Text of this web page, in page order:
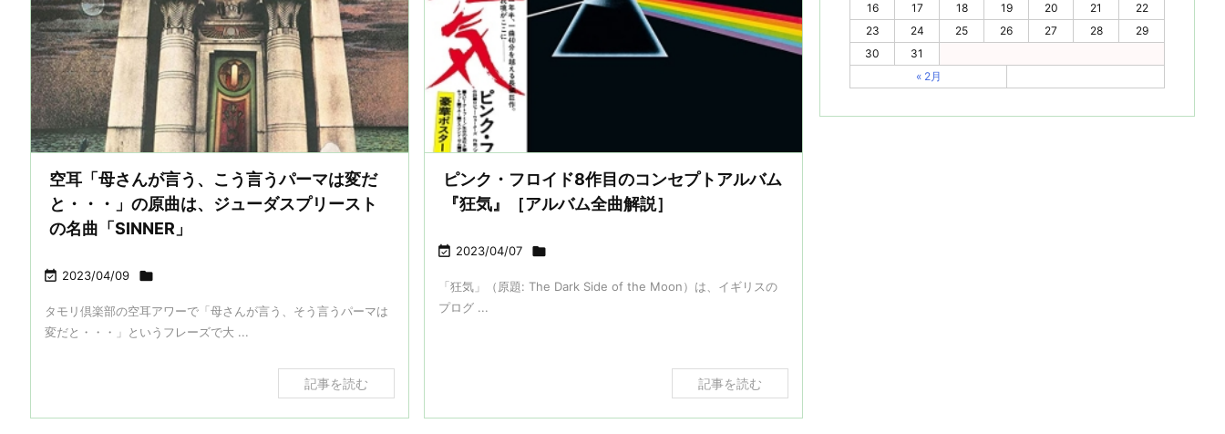
空耳「母さんが言う、こう言うパーマは変だ
と・・・」の原曲は、ジューダスプリースト
の名曲「SINNER」
 2023/04/09 
タモリ倶楽部の空耳アワーで「母さんが言う、そう言うパーマは
変だと・・・」というフレーズで大 ...
記事を読む
ピンク・フロイド8作目のコンセプトアルバム
『狂気』［アルバム全曲解説］
 2023/04/07 
「狂気」（原題: The Dark Side of the Moon）は、イギリスの
プログ ...
記事を読む
16
17 18 19 20 21
22
23
24 25 26 27 28
29
30
31
« 2月